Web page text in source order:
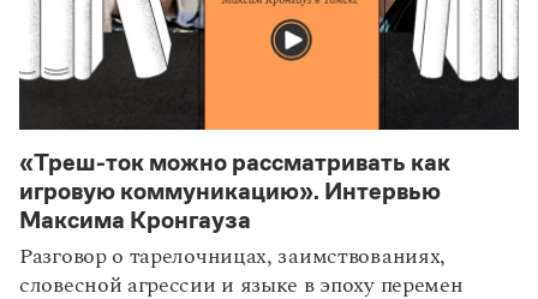
«Треш-ток можно рассматривать как
игровую коммуникацию». Интервью
Максима Кронгауза
Разговор о тарелочницах, заимствованиях,
словесной агрессии и языке в эпоху перемен